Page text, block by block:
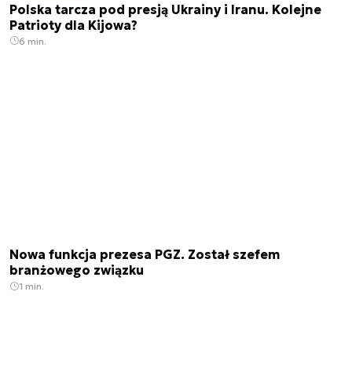
Polska tarcza pod presją Ukrainy i Iranu. Kolejne
Patrioty dla Kijowa?
6 min.
Nowa funkcja prezesa PGZ. Został szefem
branżowego związku
1 min.